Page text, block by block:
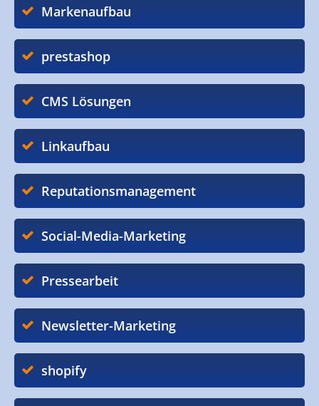
Markenaufbau
prestashop
CMS Lösungen
Linkaufbau
Reputationsmanagement
Social-Media-Marketing
Pressearbeit
Newsletter-Marketing
shopify